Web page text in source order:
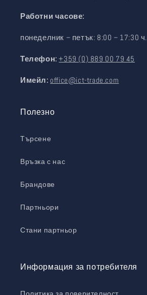
Работни часове:
понеделник – петък: 8:00 – 17:30 ч.
Телефон: +359 (0) 889 00 79 45
Имейл: office@ict-trade.com
Полезно
Търсене
Връзка с нас
Брандове
Партньори
Стани партньор
Информация за потребителя